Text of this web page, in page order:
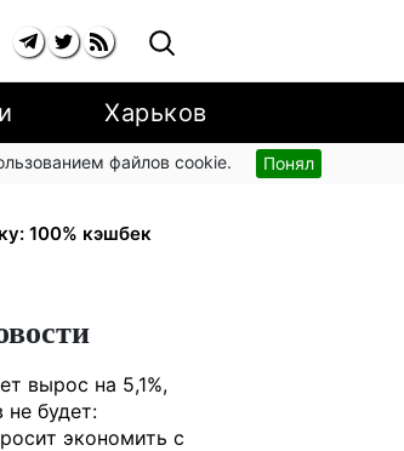
Харьков
файлов cookie. Понял
с сентября:
100% кэшбек
вырос на 5,1%,
не будет:
экономить с